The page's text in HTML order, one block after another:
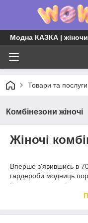
Модна КАЗКА |
Товари та послуги
Комбінезони жіночі
Жіночі
Вперше з'явившись в
гардероби модниць
Зараз жіночі
повсякденний одяг,
гардеробу легко